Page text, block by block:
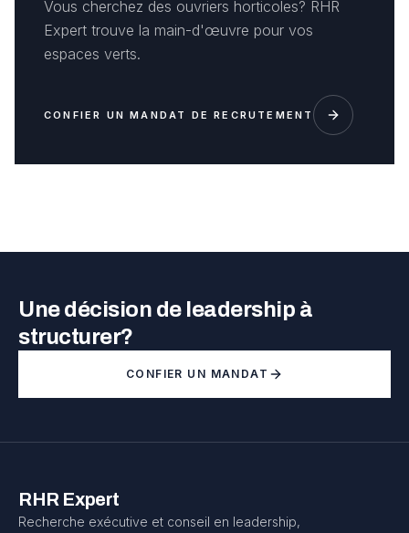
Vous cherchez des ouvriers horticoles? RHR
Expert trouve la main-d'œuvre pour vos
espaces verts.
CONFIER UN MANDAT DE RECRUTEMENT
Une décision de leadership à
structurer?
CONFIER UN MANDAT
RHR Expert
Recherche exécutive et conseil en leadership,